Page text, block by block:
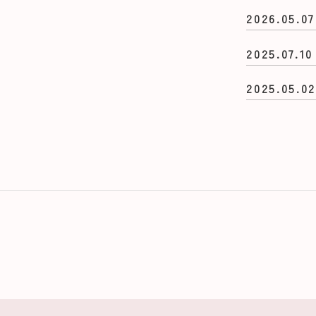
2026.05.07
2025.07.10
2025.05.02